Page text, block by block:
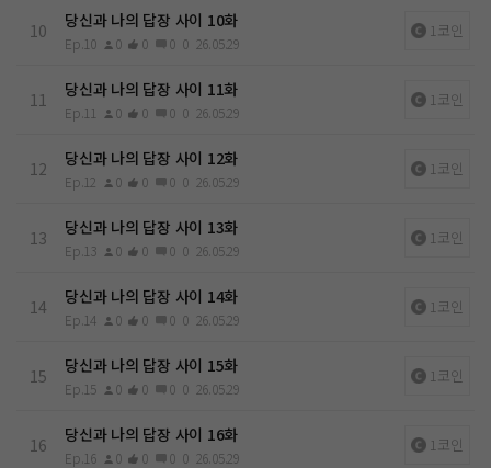
10 당신과 나의 답장 사이 10화
Ep.10 0 0 0 0 26.05.29
1코인
11 당신과 나의 답장 사이 11화
Ep.11 0 0 0 0 26.05.29
1코인
12 당신과 나의 답장 사이 12화
Ep.12 0 0 0 0 26.05.29
1코인
13 당신과 나의 답장 사이 13화
Ep.13 0 0 0 0 26.05.29
1코인
14 당신과 나의 답장 사이 14화
Ep.14 0 0 0 0 26.05.29
1코인
15 당신과 나의 답장 사이 15화
Ep.15 0 0 0 0 26.05.29
1코인
16 당신과 나의 답장 사이 16화
Ep.16 0 0 0 0 26.05.29
1코인